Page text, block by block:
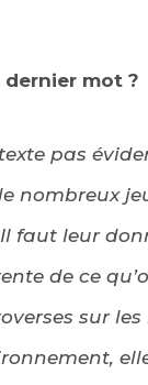
dernier mot ?
pas
nombreux
faut leur
de ce
sur